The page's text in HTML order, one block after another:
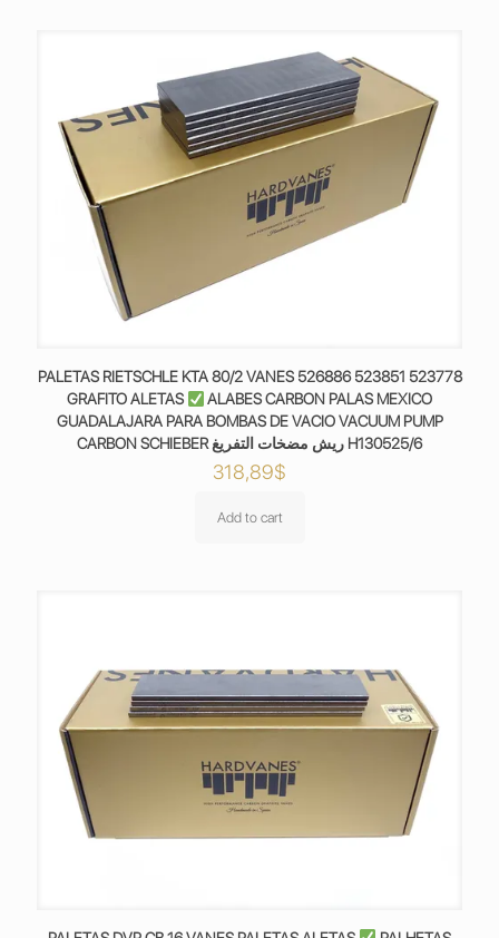
PALETAS RIETSCHLE KTA 80/2 VANES 526886 523851 523778
GRAFITO ALETAS
ALABES CARBON PALAS MEXICO
GUADALAJARA PARA BOMBAS DE VACIO VACUUM PUMP
CARBON SCHIEBER ريش مضخات التفريغ H130525/6
318,89$
Add to cart